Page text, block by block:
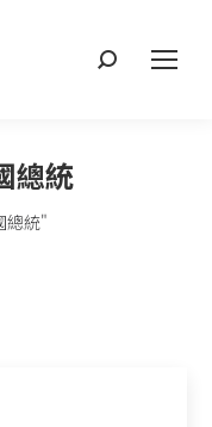
搜
總統
總統"